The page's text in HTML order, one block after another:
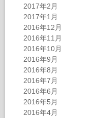
2017年2月
2017年1月
2016年12月
2016年11月
2016年10月
2016年9月
2016年8月
2016年7月
2016年6月
2016年5月
2016年4月